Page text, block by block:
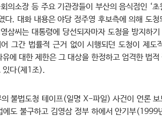
의소장 등 주요 기관장들이 부산의 음식점인 ‘
다. 대화 내용은 야당 정주영 후보측에 의해 도
삼씨는 대통령에 당선되자마자 도청을 방지하
그간 법률적 근거 없이 시행되던 도청이 제
에 대한 제한은 그 대상을 한정하고 엄격한 법
있다(제1조).
불법도청 테이프(일명 X-파일) 사건이 언론 보
에도 불구하고 김영삼 정부 하에서 안기부